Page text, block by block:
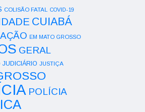
COLISÃO FATAL COVID-19
CUIABÁ
EM MATO GROSSO
GERAL
JUDICIÁRIO JUSTIÇA
POLÍCIA